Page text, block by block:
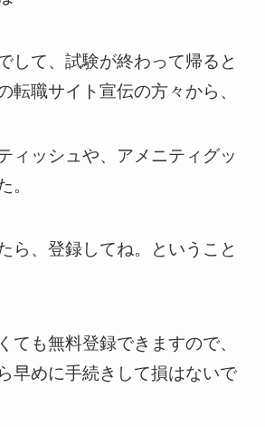
して、試験が終わって帰ると
転職サイト宣伝の方々から、
ィッシュや、アメニティグッ
。
ら、登録してね。ということ
ても無料登録できますので、
早めに手続きして損はないで